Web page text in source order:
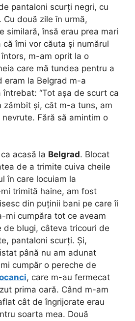
pantaloni scurți negri, cu
Cu două zile în urmă,
similară, însă erau prea mari
că îmi vor căuta și numărul
m-am oprit la o
care mă tundea pentru a
eram la Belgrad m-a
“Tot așa de scurt ca
zâmbit și, cât m-a tuns, am
Fără să amintim o
acasă la Belgrad. Blocat
de a trimite cuiva cheile
în care locuiam la
trimită haine, am fost
din puținii bani pe care îi
mi cumpăra tot ce aveam
de blugi, câteva tricouri de
pantaloni scurți. Și,
până nu am adunat
cumpăr o pereche de
, care m-au fermecat
prima oară. Când m-am
cât de îngrijorate erau
soarta mea. Două